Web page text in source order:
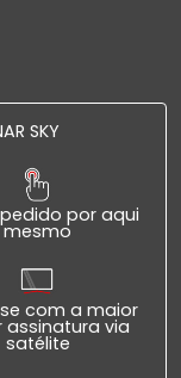
SKY
por aqui
mesmo
com a maior
assinatura via
satélite